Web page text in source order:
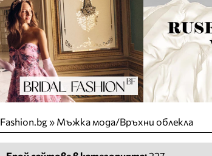
Fashion.bg» Мъжка мода/Връхни облекла